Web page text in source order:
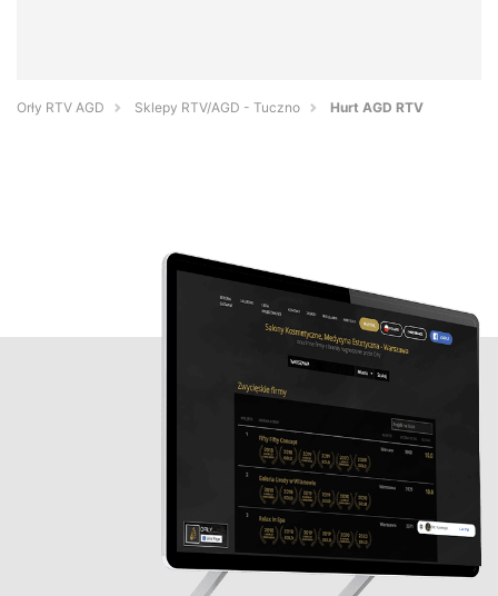
Orły RTV AGD Sklepy RTV/AGD - Tuczno Hurt AGD RTV